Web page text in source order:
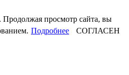
Продолжая просмотр сайта, вы
Подробнее СОГЛАСЕН